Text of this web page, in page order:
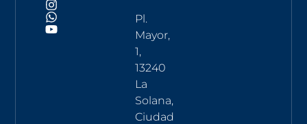
Pl.
Mayor,
1,
13240
La
Solana,
Ciudad